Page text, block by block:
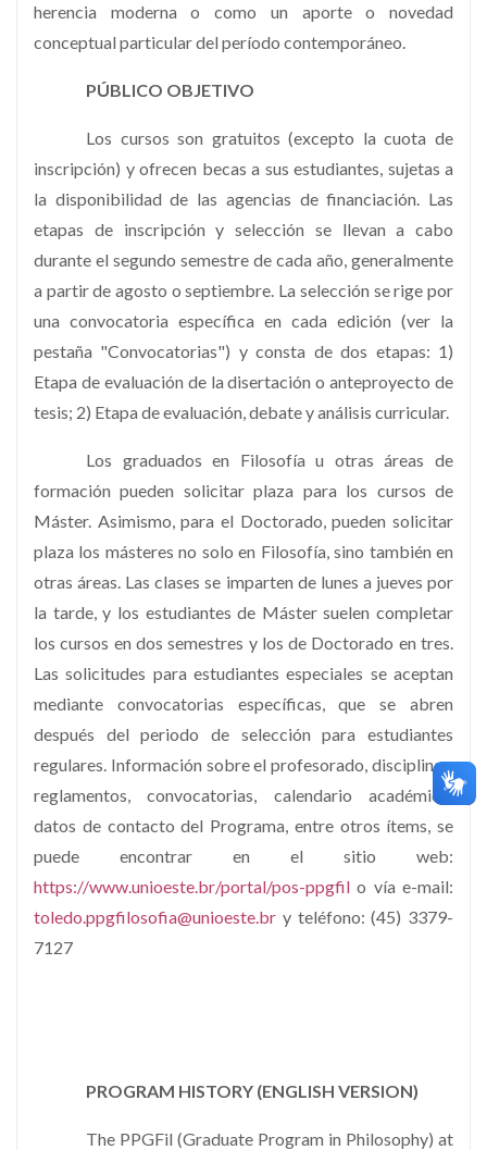
herencia moderna o como un aporte o novedad
conceptual particular del período contemporáneo.
PÚBLICO OBJETIVO
Los cursos son gratuitos (excepto la cuota de
inscripción) y ofrecen becas a sus estudiantes, sujetas a
la disponibilidad de las agencias de financiación. Las
etapas de inscripción y selección se llevan a cabo
durante el segundo semestre de cada año, generalmente
a partir de agosto o septiembre. La selección se rige por
una convocatoria específica en cada edición (ver la
pestaña "Convocatorias") y consta de dos etapas: 1)
Etapa de evaluación de la disertación o anteproyecto de
tesis; 2) Etapa de evaluación, debate y análisis curricular.
Los graduados en Filosofía u otras áreas de
formación pueden solicitar plaza para los cursos de
Máster. Asimismo, para el Doctorado, pueden solicitar
plaza los másteres no solo en Filosofía, sino también en
otras áreas. Las clases se imparten de lunes a jueves por
la tarde, y los estudiantes de Máster suelen completar
los cursos en dos semestres y los de Doctorado en tres.
Las solicitudes para estudiantes especiales se aceptan
mediante convocatorias específicas, que se abren
después del periodo de selección para estudiantes
regulares. Información sobre el profesorado, disciplinas,
reglamentos, convocatorias, calendario académico,
datos de contacto del Programa, entre otros ítems, se
puede encontrar en el sitio web:
https://www.unioeste.br/portal/pos-ppgfil o vía e-mail:
toledo.ppgfilosofia@unioeste.br y teléfono: (45) 3379-
7127
PROGRAM HISTORY (ENGLISH VERSION)
The PPGFil (Graduate Program in Philosophy) at